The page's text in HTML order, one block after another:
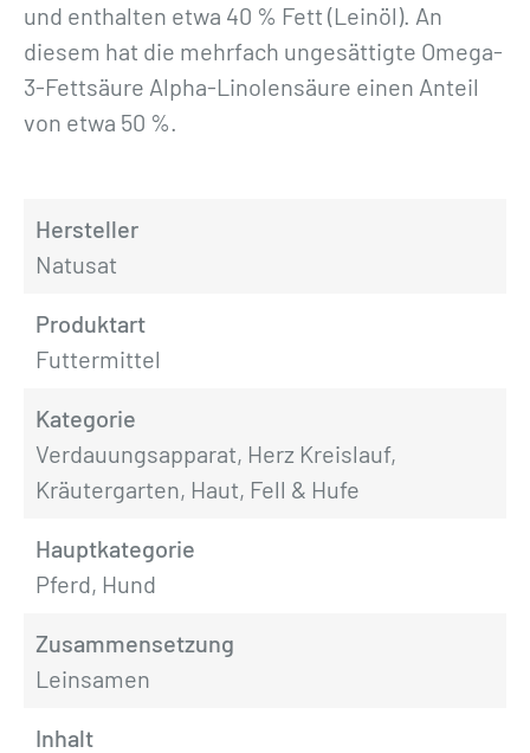
und enthalten etwa 40 % Fett (Leinöl). An
diesem hat die mehrfach ungesättigte Omega-
3-Fettsäure Alpha-Linolensäure einen Anteil
von etwa 50 %.
Hersteller
Natusat
Produktart
Futtermittel
Kategorie
Verdauungsapparat, Herz Kreislauf,
Kräutergarten, Haut, Fell & Hufe
Hauptkategorie
Pferd, Hund
Zusammensetzung
Leinsamen
Inhalt